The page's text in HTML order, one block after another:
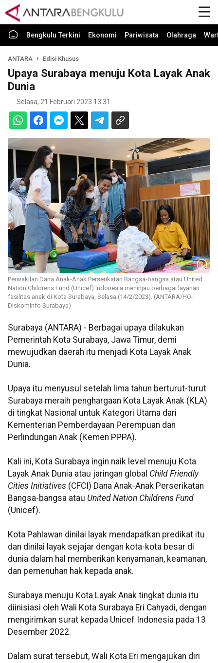
Bengkulu Terkini Ekonomi Pariwisata Olahraga
ANTARA Edisi Khusus
Upaya Surabaya menuju Kota Layak Anak
Dunia
Selasa, 21 Februari 2023 13:31
Perwakilan Dana Anak-Anak Perserikatan Bangsa-bangsa atau United
Nation Childrens Fund (Unicef) Indonesia meninjau berbagai layanan
fasilitas anak di Kota Surabaya, Selasa (14/2/2023). (ANTARA/HO-
Diskominfo Surabaya)
Surabaya (ANTARA) - Berbagai upaya dilakukan
Pemerintah Kota Surabaya, Jawa Timur, demi
mewujudkan daerah itu menjadi Kota Layak Anak
Dunia.
Upaya itu menyusul setelah lima tahun berturut-turut
Surabaya meraih penghargaan Kota Layak Anak (KLA)
di tingkat Nasional untuk Kategori Utama dari
Kementerian Pemberdayaan Perempuan dan
Perlindungan Anak (Kemen PPPA).
Kali ini, Kota Surabaya ingin naik level menuju Kota
Layak Anak Dunia atau jaringan global Child Friendly
Cities Initiatives (CFCI) Dana Anak-Anak Perserikatan
Bangsa-bangsa atau United Nation Childrens Fund
(Unicef).
Kota Pahlawan dinilai layak mendapatkan predikat itu
dan dinilai layak sejajar dengan kota-kota besar di
dunia dalam hal memberikan kenyamanan, keamanan,
dan pemenuhan hak kepada anak.
Surabaya menuju Kota Layak Anak tingkat dunia itu
diinisiasi oleh Wali Kota Surabaya Eri Cahyadi, dengan
mengirimkan surat kepada Unicef Indonesia pada 13
Desember 2022.
Dalam surat tersebut, Wali Kota Eri mengajukan diri